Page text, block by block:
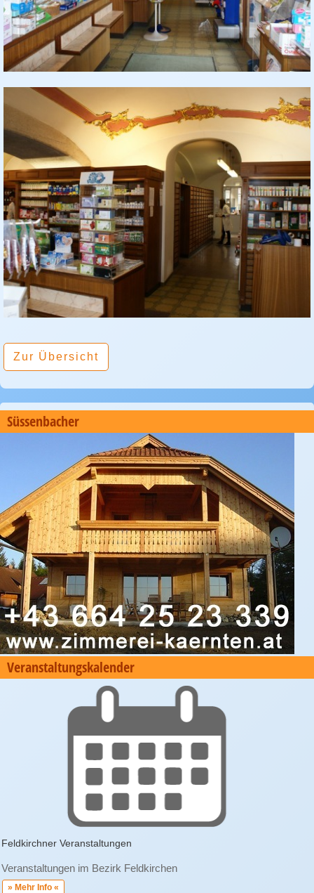
Zur Übersicht
Süssenbacher
Veranstaltungskalender
Feldkirchner Veranstaltungen
Veranstaltungen im Bezirk Feldkirchen
» Mehr Info «